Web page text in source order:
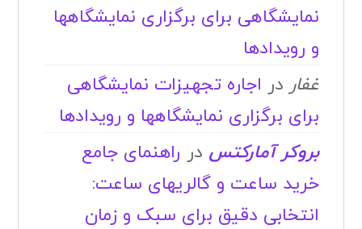
نمایشگاهی برای برگزاری نمایشگاهها
و رویدادها
غفاردر اجاره تجهیزات نمایشگاهی
برای برگزاری نمایشگاهها و رویدادها
بروکر آمارکتس در راهنمای جامع
خرید ساعت و گالریهای ساعت:
انتخابی دقیق برای سبک و زمان